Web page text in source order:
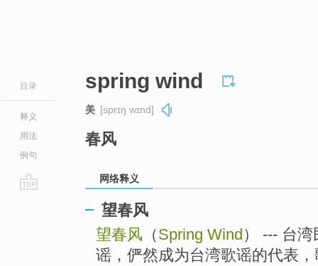
目录
释义
用法
例句
spring wind
美 [sprɪŋ wɪnd]
春风
网络释义
望春风
望春风 （Spring Wind ） --- 台
谣，俨然成为台湾歌谣的代表